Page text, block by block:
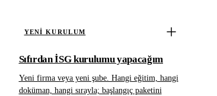
YENİ KURULUM
Sıfırdan İSG kurulumu yapacağım
Yeni firma veya yeni şube. Hangi eğitim, hangi
doküman, hangi sırayla; başlangıç paketini